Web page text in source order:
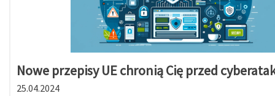
Nowe przepisy UE chronią Cię przed
25.04.2024